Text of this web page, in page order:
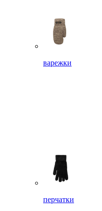
варежки
перчатки